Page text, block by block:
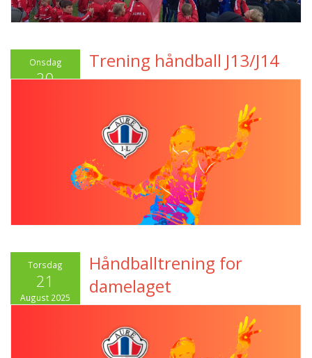
Onsdag
20
Trening håndball J13/J14
Torsdag
21
August 2025
Håndballtrening for
damelaget